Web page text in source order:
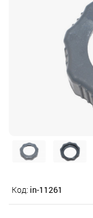
Код: in-11261